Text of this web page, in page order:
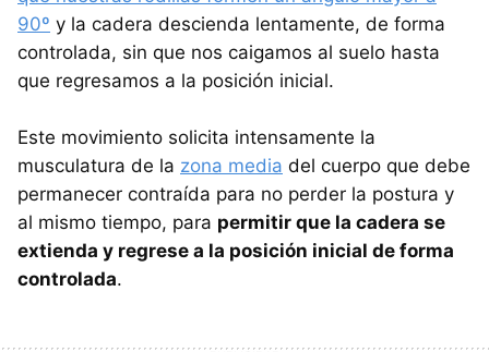
90º y la cadera descienda lentamente, de forma
controlada, sin que nos caigamos al suelo hasta
que regresamos a la posición inicial.
Este movimiento solicita intensamente la
musculatura de la zona media del cuerpo que debe
permanecer contraída para no perder la postura y
al mismo tiempo, para permitir que la cadera se
extienda y regrese a la posición inicial de forma
controlada.